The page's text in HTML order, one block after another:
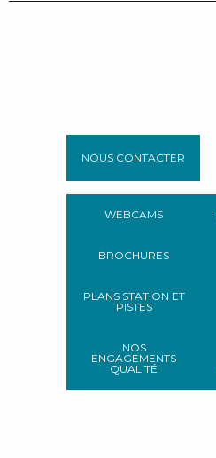
NOUS CONTACTER
WEBCAMS
BROCHURES
PLANS STATION ET
PISTES
NOS
ENGAGEMENTS
QUALITÉ